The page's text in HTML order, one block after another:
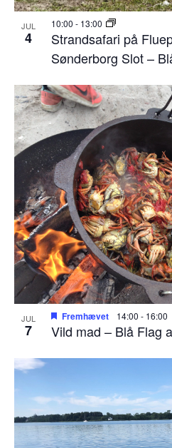
JUL
4
Strandsafari på
Sønderborg Slot –
10:00 - 13:00
JUL
7 Vild mad – Blå Flag
Fremhævet 14:00 - 16:00